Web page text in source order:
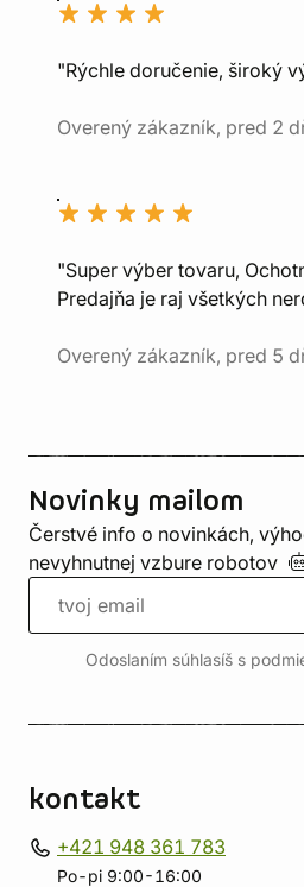
"Rýchle doručenie, široký
Overený zákazník, pred 2
"Super výber tovaru,
Predajňa je raj všetkých
Overený zákazník, pred 5
Novinky mailom
Čerstvé info o novinkách,
nevyhnutnej vzbure robotov
Odoslaním súhlasíš s
kontakt
+421 948 361 783
Po-pi 9:00-16:00